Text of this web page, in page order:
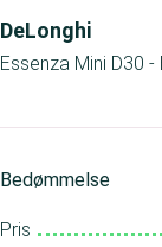
DeLonghi
Essenza Mini D30 -
Bedømmelse
Pris